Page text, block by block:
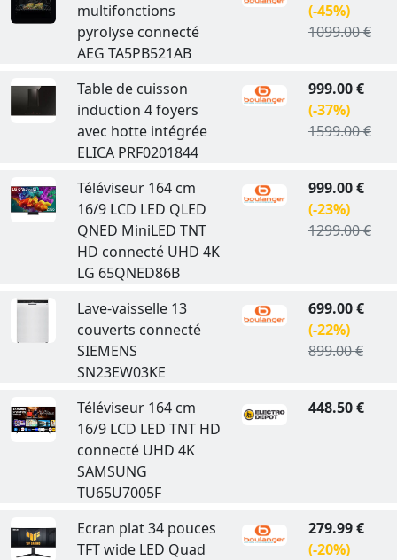
multifonctions
pyrolyse connecté
AEG TA5PB521AB
(-45%)
1099.00 €
Table de cuisson
induction 4 foyers
avec hotte intégrée
ELICA PRF0201844
999.00 €
(-37%)
1599.00 €
Téléviseur 164 cm
16/9 LCD LED QLED
QNED MiniLED TNT
HD connecté UHD 4K
LG 65QNED86B
999.00 €
(-23%)
1299.00 €
Lave-vaisselle 13
couverts connecté
SIEMENS
SN23EW03KE
699.00 €
(-22%)
899.00 €
Téléviseur 164 cm
16/9 LCD LED TNT HD
connecté UHD 4K
SAMSUNG
TU65U7005F
448.50 €
Ecran plat 34 pouces
TFT wide LED Quad
279.99 €
(-20%)